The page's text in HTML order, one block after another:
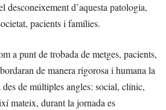
desconeixement d’aquesta patologia,
pacients i famílies.
a punt de trobada de metges, pacients,
de manera rigorosa i humana la
des de múltiples angles: social, clínic,
mateix, durant la jornada es